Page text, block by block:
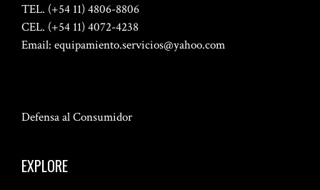
TEL. (+54 11) 4806-8806
CEL. (+54 11) 4072-4238
Email: equipamiento.servicios@yahoo.com
Defensa al Consumidor
EXPLORE